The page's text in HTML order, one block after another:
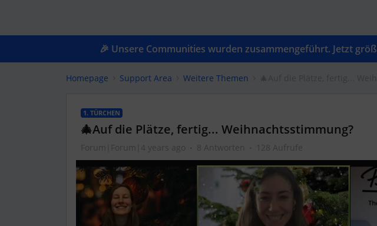
🎉 Unsere Communities wurden zusammengeführt. Jetzt
Homepage Support Area Weitere Themen
1. TÜRCHEN
🎄Auf die Plätze, fertig... Weihnachtsstimmung?
Forum|Forum|4 years ago 8 Antworten 128 Aufrufe